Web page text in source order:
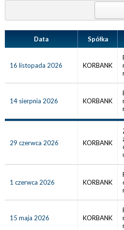
Data Spółka
16 listopada 2026 KORBANK
14 sierpnia 2026 KORBANK
29 czerwca 2026 KORBANK
1 czerwca 2026 KORBANK
15 maja 2026 KORBANK